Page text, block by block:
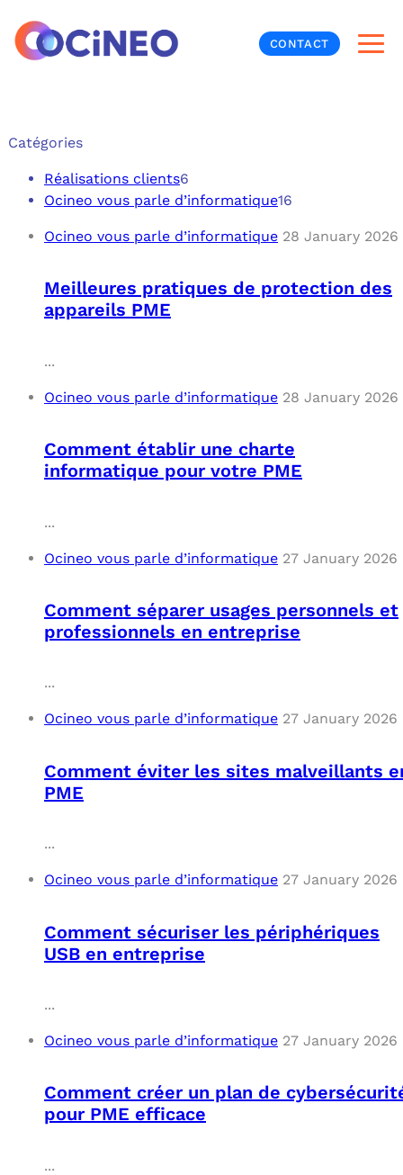
CONTACT
Catégories
Réalisations clients6
Ocineo vous parle d’informatique16
Ocineo vous parle d’informatique 28 January 2026
Meilleures pratiques de protection des
appareils PME
...
Ocineo vous parle d’informatique 28 January 2026
Comment établir une charte
informatique pour votre PME
...
Ocineo vous parle d’informatique 27 January 2026
Comment séparer usages personnels et
professionnels en entreprise
...
Ocineo vous parle d’informatique 27 January 2026
Comment éviter les sites malveillants
PME
...
Ocineo vous parle d’informatique 27 January 2026
Comment sécuriser les périphériques
USB en entreprise
...
Ocineo vous parle d’informatique 27 January 2026
Comment créer un plan de
pour PME efficace
...